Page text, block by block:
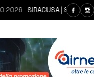
SIRACUSA | SIANO MESSI A